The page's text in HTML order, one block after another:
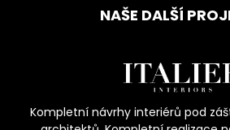
NAŠE DALŠÍ
Kompletní návrhy interiérů pod